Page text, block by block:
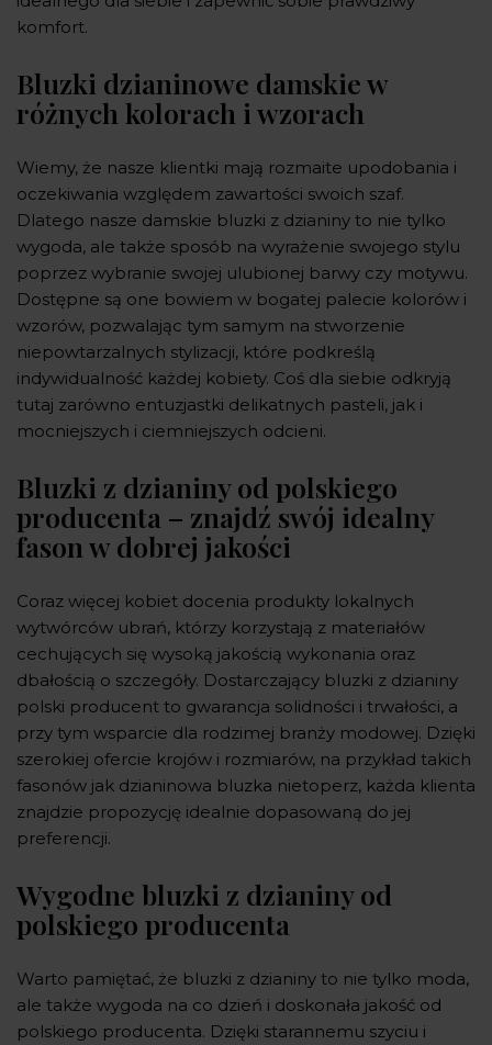
komfort.
Bluzki dzianinowe damskie w
różnych kolorach i wzorach
Wiemy, że nasze klientki mają rozmaite upodobania i
oczekiwania względem zawartości swoich szaf.
Dlatego nasze damskie bluzki z dzianiny to nie tylko
wygoda, ale także sposób na wyrażenie swojego stylu
poprzez wybranie swojej ulubionej barwy czy motywu.
Dostępne są one bowiem w bogatej palecie kolorów i
wzorów, pozwalając tym samym na stworzenie
niepowtarzalnych stylizacji, które podkreślą
indywidualność każdej kobiety. Coś dla siebie odkryją
tutaj zarówno entuzjastki delikatnych pasteli, jak i
mocniejszych i ciemniejszych odcieni.
Bluzki z dzianiny od polskiego
producenta – znajdź swój idealny
fason w dobrej jakości
Coraz więcej kobiet docenia produkty lokalnych
wytwórców ubrań, którzy korzystają z materiałów
cechujących się wysoką jakością wykonania oraz
dbałością o szczegóły. Dostarczający bluzki z dzianiny
polski producent to gwarancja solidności i trwałości, a
przy tym wsparcie dla rodzimej branży modowej. Dzięki
szerokiej ofercie krojów i rozmiarów, na przykład takich
fasonów jak dzianinowa bluzka nietoperz, każda klienta
znajdzie propozycję idealnie dopasowaną do jej
preferencji.
Wygodne bluzki z dzianiny od
polskiego producenta
Warto pamiętać, że bluzki z dzianiny to nie tylko moda,
ale także wygoda na co dzień i doskonała jakość od
polskiego producenta. Dzięki starannemu szyciu i